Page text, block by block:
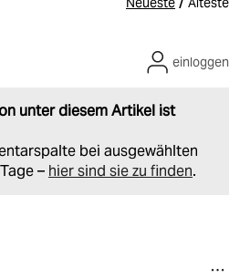
unter diesem Artikel ist
bei ausgewählten
– hier sind sie zu finden.
einloggen